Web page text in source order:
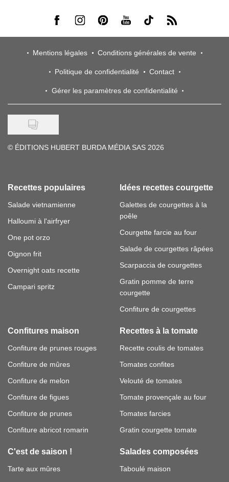
Visit us on Facebook
Visit us on Instagram
Visit us on Pinterest
Visit us on Youtube
Visit us on Tiktok
Visit us on Rss
Mentions légales Conditions générales de vente
Politique de confidentialité Contact
Gérer les paramètres de confidentialité
© ÉDITIONS HUBERT BURDA MÉDIA SAS 2026
Recettes populaires
Salade vietnamienne
Halloumi à l'airfryer
One pot orzo
Oignon frit
Overnight oats recette
Campari spritz
Idées recettes courgette
Galettes de courgettes à la
poêle
Courgette farcie au four
Salade de courgettes râpées
Scarpaccia de courgettes
Gratin pomme de terre
courgette
Confiture de courgettes
Confitures maison
Confiture de prunes rouges
Confiture de mûres
Confiture de melon
Confiture de figues
Confiture de prunes
Confiture abricot romarin
Recettes à la tomate
Recette coulis de tomates
Tomates confites
Velouté de tomates
Tomate provençale au four
Tomates farcies
Gratin courgette tomate
C'est de saison !
Tarte aux mûres
Salades composées
Taboulé maison